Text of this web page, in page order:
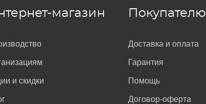
магазин
и скидки
Покупателю
Доставка и оплата
Гарантия
Помощь
Договор-оферта